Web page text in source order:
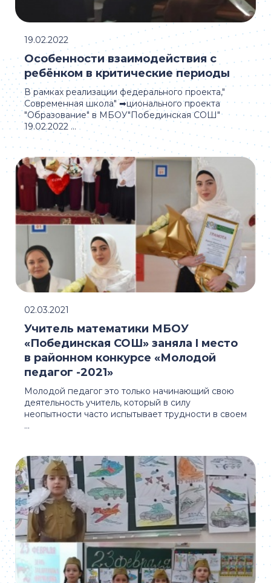
В рамках реализации федерального проекта,"
Современная школа" ➡ционального проекта
"Образование" в МБОУ"Побединская СОШ"
19.02.2022 ...
Особенности взаимодействия с
ребёнком в критические периоды
19.02.2022
Молодой педагог это только начинающий свою
деятельность учитель, который в силу
неопытности часто испытывает трудности в своем
...
Учитель математики МБОУ
«Побединская СОШ» заняла I место
в районном конкурсе «Молодой
педагог -2021»
02.03.2021